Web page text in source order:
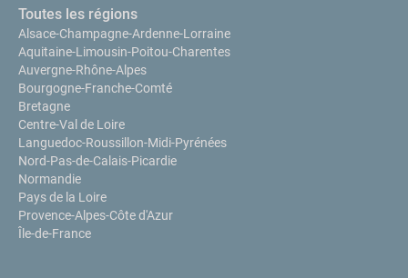
Toutes les régions
Alsace-Champagne-Ardenne-Lorraine
Aquitaine-Limousin-Poitou-Charentes
Auvergne-Rhône-Alpes
Bourgogne-Franche-Comté
Bretagne
Centre-Val de Loire
Languedoc-Roussillon-Midi-Pyrénées
Nord-Pas-de-Calais-Picardie
Normandie
Pays de la Loire
Provence-Alpes-Côte d'Azur
Île-de-France